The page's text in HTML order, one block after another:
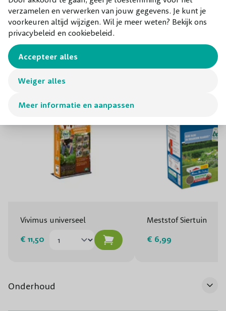
verzamelen en verwerken van jouw gegevens. Je kunt je
voorkeuren altijd wijzigen. Wil je meer weten? Bekijk ons
privacybeleid en cookiebeleid.
Meer informatie en aanpassen
Weiger alles
Accepteer alles
Combineer met
Onze aanraders bij dit product
Vivimus universeel
€ 11,50
Meststof Siertuin
€ 6,99
Onderhoud